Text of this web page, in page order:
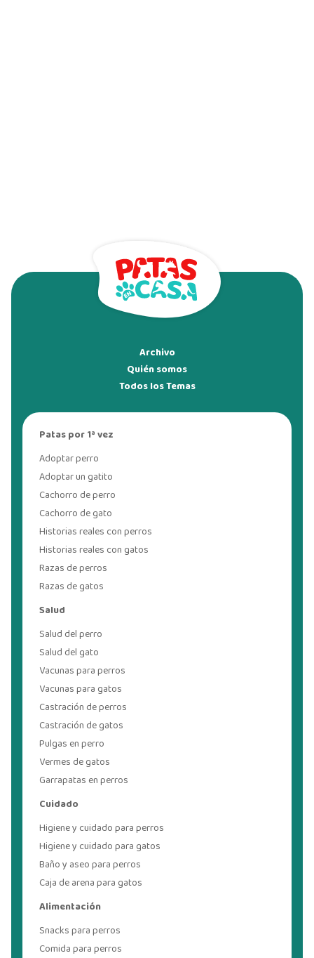
Archivo
Quién somos
Todos los Temas
Patas por 1ª vez
Adoptar perro
Adoptar un gatito
Cachorro de perro
Cachorro de gato
Historias reales con perros
Historias reales con gatos
Razas de perros
Razas de gatos
Salud
Salud del perro
Salud del gato
Vacunas para perros
Vacunas para gatos
Castración de perros
Castración de gatos
Pulgas en perro
Vermes de gatos
Garrapatas en perros
Cuidado
Higiene y cuidado para perros
Higiene y cuidado para gatos
Baño y aseo para perros
Caja de arena para gatos
Alimentación
Snacks para perros
Comida para perros